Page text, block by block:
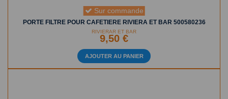
Sur commande
PORTE FILTRE POUR CAFETIERE RIVIERA ET BAR 500580236
RIVIERAR ET BAR
9,50 €
AJOUTER AU PANIER